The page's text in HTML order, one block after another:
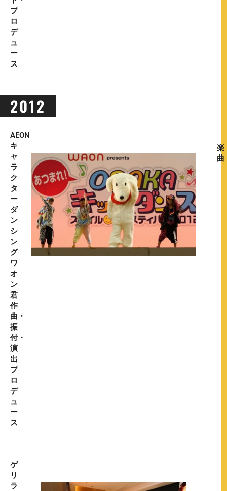
プ
ロ
デ
ュ
ー
ス
2012
AEON
キ
ャ
ラ
ク
タ
ー
ダ
ン
シ
ン
グ
ワ
オ
ン
君
作
曲・
振
付・
演
出
プ
ロ
デ
ュ
ー
ス
楽
曲
ゲ
リ
ラ